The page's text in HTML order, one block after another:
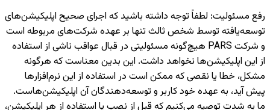
رفع مسئولیت: لطفاً توجه داشته باشید که اجرای صحیح اپلیکیشن‌های
توسعه‌یافته توسط شخص ثالث تنها بر عهده شرکت‌های مربوطه است
و شرکت PARS هیچ‌گونه مسئولیتی در قبال عواقب ناشی از استفاده
از این اپلیکیشن‌ها نخواهد داشت. این بدین معناست که هرگونه
مشکل، خطا یا نقصی که ممکن است در استفاده از این نرم‌افزارها
پیش آید، به عهده خود کاربر و توسعه‌دهندگان آن اپلیکیشن‌هاست.
ما به شدت توصیه می‌کنیم که قبل از نصب یا استفاده از هر اپلیکیشن،